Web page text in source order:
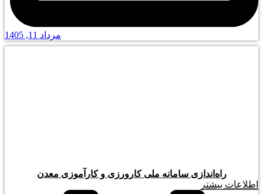
مرداد 11, 1405
راه‌اندازی سامانه ملی کارورزی و کارآموزی معدن
اطلاعات بیشتر